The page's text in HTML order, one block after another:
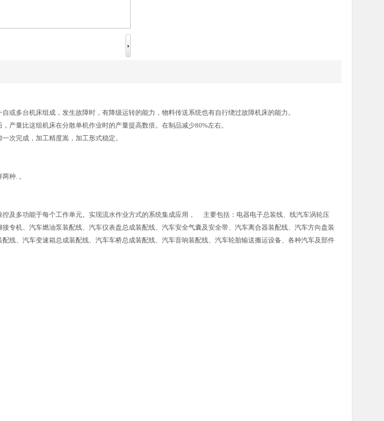
或多台机床组成，发生故障时，有降级运转的能力，物料传送系统也有自行绕过故障机床的能力。
产量比这组机床在分散单机作业时的产量提高数倍。在制品减少80%左右。
次完成，加工精度嵩，加工形式稳定。
种. 。
控及多功能于每个工作单元。实现流水作业方式的系统集成应用， 主要包括：电器电子总装线、线汽车涡轮压
专机、汽车燃油泵装配线、汽车仪表盘总成装配线、汽车安全气囊及安全带、汽车离合器装配线、汽车方向盘装
线、汽车变速箱总成装配线、汽车车桥总成装配线、汽车音响装配线、汽车轮胎输送搬运设备、各种汽车及部件